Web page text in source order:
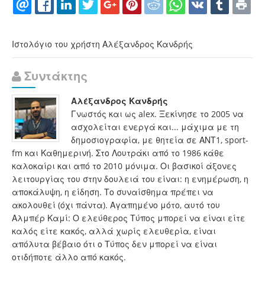
Ιστολόγιο του χρήστη Αλέξανδρος Κανδρής
Συντάκτης
Αλέξανδρος Κανδρής
Γνωστός και ως alex. Ξεκίνησε το 2005 να
ασχολείται ενεργά και... μάχιμα με τη
δημοσιογραφία, με θητεία σε ΑΝΤ1, sport-
fm και Καθημερινή. Στο Λουτράκι από το 1986 κάθε
καλοκαίρι και από το 2010 μόνιμα. Οι βασικοί άξονες
λειτουργίας του στην δουλειά του είναι: η ενημέρωση, η
αποκάλυψη, η είδηση. Το συναίσθημα πρέπει να
ακολουθεί (όχι πάντα). Αγαπημένο μότο, αυτό του
Αλμπέρ Καμί: Ο ελεύθερος Τύπος μπορεί να είναι είτε
καλός είτε κακός, αλλά χωρίς ελευθερία, είναι
απόλυτα βέβαιο ότι ο Τύπος δεν μπορεί να είναι
οτιδήποτε άλλο από κακός.